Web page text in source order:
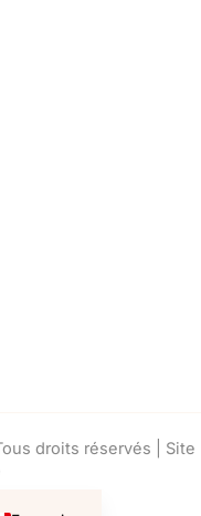
droits réservés | Site